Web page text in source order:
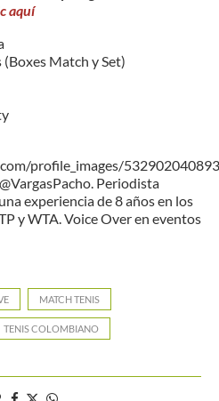
aquí
Match y Set)
profile_images/
Periodista
experiencia de 8 años en los
y WTA. Voice Over en eventos
MATCH TENIS
TENIS COLOMBIANO